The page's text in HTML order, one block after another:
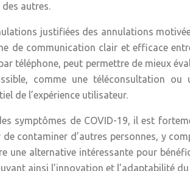
autres.
justifiées des annulations
de communication clair et efficace
téléphone, peut permettre de mieux
comme une téléconsultation ou
de l’expérience utilisateur.
symptômes de COVID-19, il est
contaminer d’autres personnes, y
une alternative intéressante pour
ainsi l’innovation et l’adaptabilité